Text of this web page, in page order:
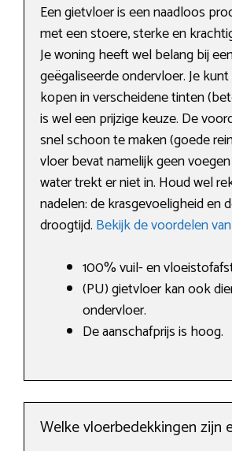
Een gietvloer is een naadloos
met een stoere, sterke en
Je woning heeft wel belang bij
geëgaliseerde ondervloer. Je
kopen in verscheidene tinten
is wel een prijzige keuze. De
snel schoon te maken (goede
vloer bevat namelijk geen
water trekt er niet in. Houd wel
nadelen: de krasgevoeligheid en
droogtijd. Bekijk de voordelen
100% vuil- en
(PU) gietvloer kan ook
ondervloer.
De aanschafprijs is hoog.
Welke vloerbedekkingen zijn